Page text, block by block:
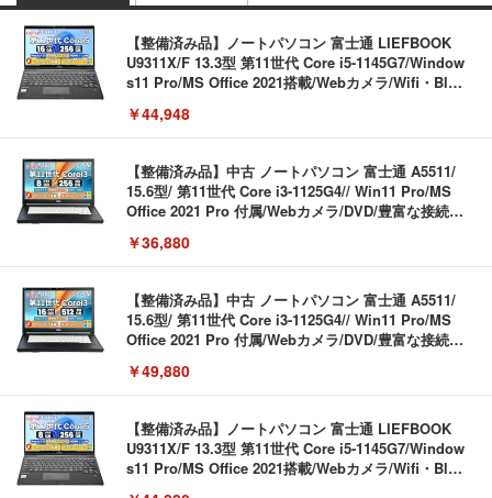
【整備済み品】ノートパソコン 富士通 LIEFBOOK
U9311X/F 13.3型 第11世代 Core i5-1145G7/Window
s11 Pro/MS Office 2021搭載/Webカメラ/Wifi・Blue
ス付属/180日保証(タッチスクリーン/メモリ16GB,S
SD256GB)
￥44,948
【整備済み品】中古 ノートパソコン 富士通 A5511/
15.6型/ 第11世代 Core i3-1125G4// Win11 Pro/MS
Office 2021 Pro 付属/Webカメラ/DVD/豊富な接続端
日保証（メモリ 8GB,SSD256GB）
￥36,880
【整備済み品】中古 ノートパソコン 富士通 A5511/
15.6型/ 第11世代 Core i3-1125G4// Win11 Pro/MS
Office 2021 Pro 付属/Webカメラ/DVD/豊富な接続端
日保証（メモリ 16GB,SSD512GB）
￥49,880
【整備済み品】ノートパソコン 富士通 LIEFBOOK
U9311X/F 13.3型 第11世代 Core i5-1145G7/Window
s11 Pro/MS Office 2021搭載/Webカメラ/Wifi・Blue